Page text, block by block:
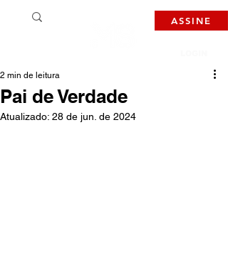
ASSINE
Pai de Verdade
2 min de leitura
Atualizado: 28 de jun. de 2024